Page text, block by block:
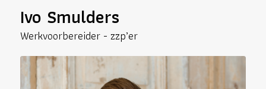
Ivo Smulders
Werkvoorbereider - zzp’er